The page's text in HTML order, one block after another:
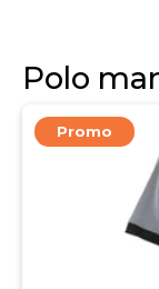
Promo
Polo